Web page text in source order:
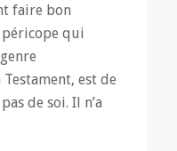
faire bon
péricope qui
est de
de soi. Il n’a